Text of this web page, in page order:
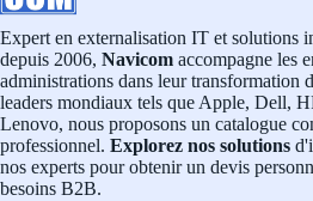
Expert en externalisation IT et solutions
depuis 2006, Navicom accompagne les
administrations dans leur transformation
leaders mondiaux tels que Apple, Dell,
Lenovo, nous proposons un catalogue
professionnel. Explorez nos solutions
nos experts pour obtenir un devis
besoins B2B.